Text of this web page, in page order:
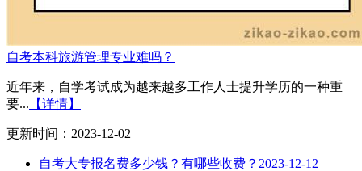
自考本科旅游管理专业难吗？
近年来，自学考试成为越来越多工作人士提升学历的一种重
要... 【详情】
更新时间：2023-12-02
自考大专报名费多少钱？有哪些收费？ 2023-12-12